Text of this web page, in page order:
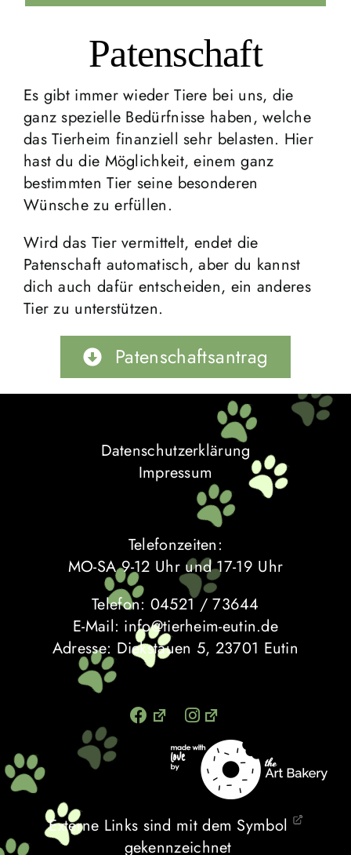
Patenschaft
Es gibt immer wieder Tiere bei uns, die
ganz spezielle Bedürfnisse haben, welche
das Tierheim finanziell sehr belasten. Hier
hast du die Möglichkeit, einem ganz
bestimmten Tier seine besonderen
Wünsche zu erfüllen.
Wird das Tier vermittelt, endet die
Patenschaft automatisch, aber du kannst
dich auch dafür entscheiden, ein anderes
Tier zu unterstützen.
Patenschaftsantrag
Datenschutzerklärung
Impressum
Telefonzeiten:
MO-SA 9-12 Uhr und 17-19 Uhr
Telefon: 04521 / 73644
E-Mail: info@tierheim-eutin.de
Adresse: Diekstauen 5, 23701 Eutin
Externe Links sind mit dem Symbol
gekennzeichnet